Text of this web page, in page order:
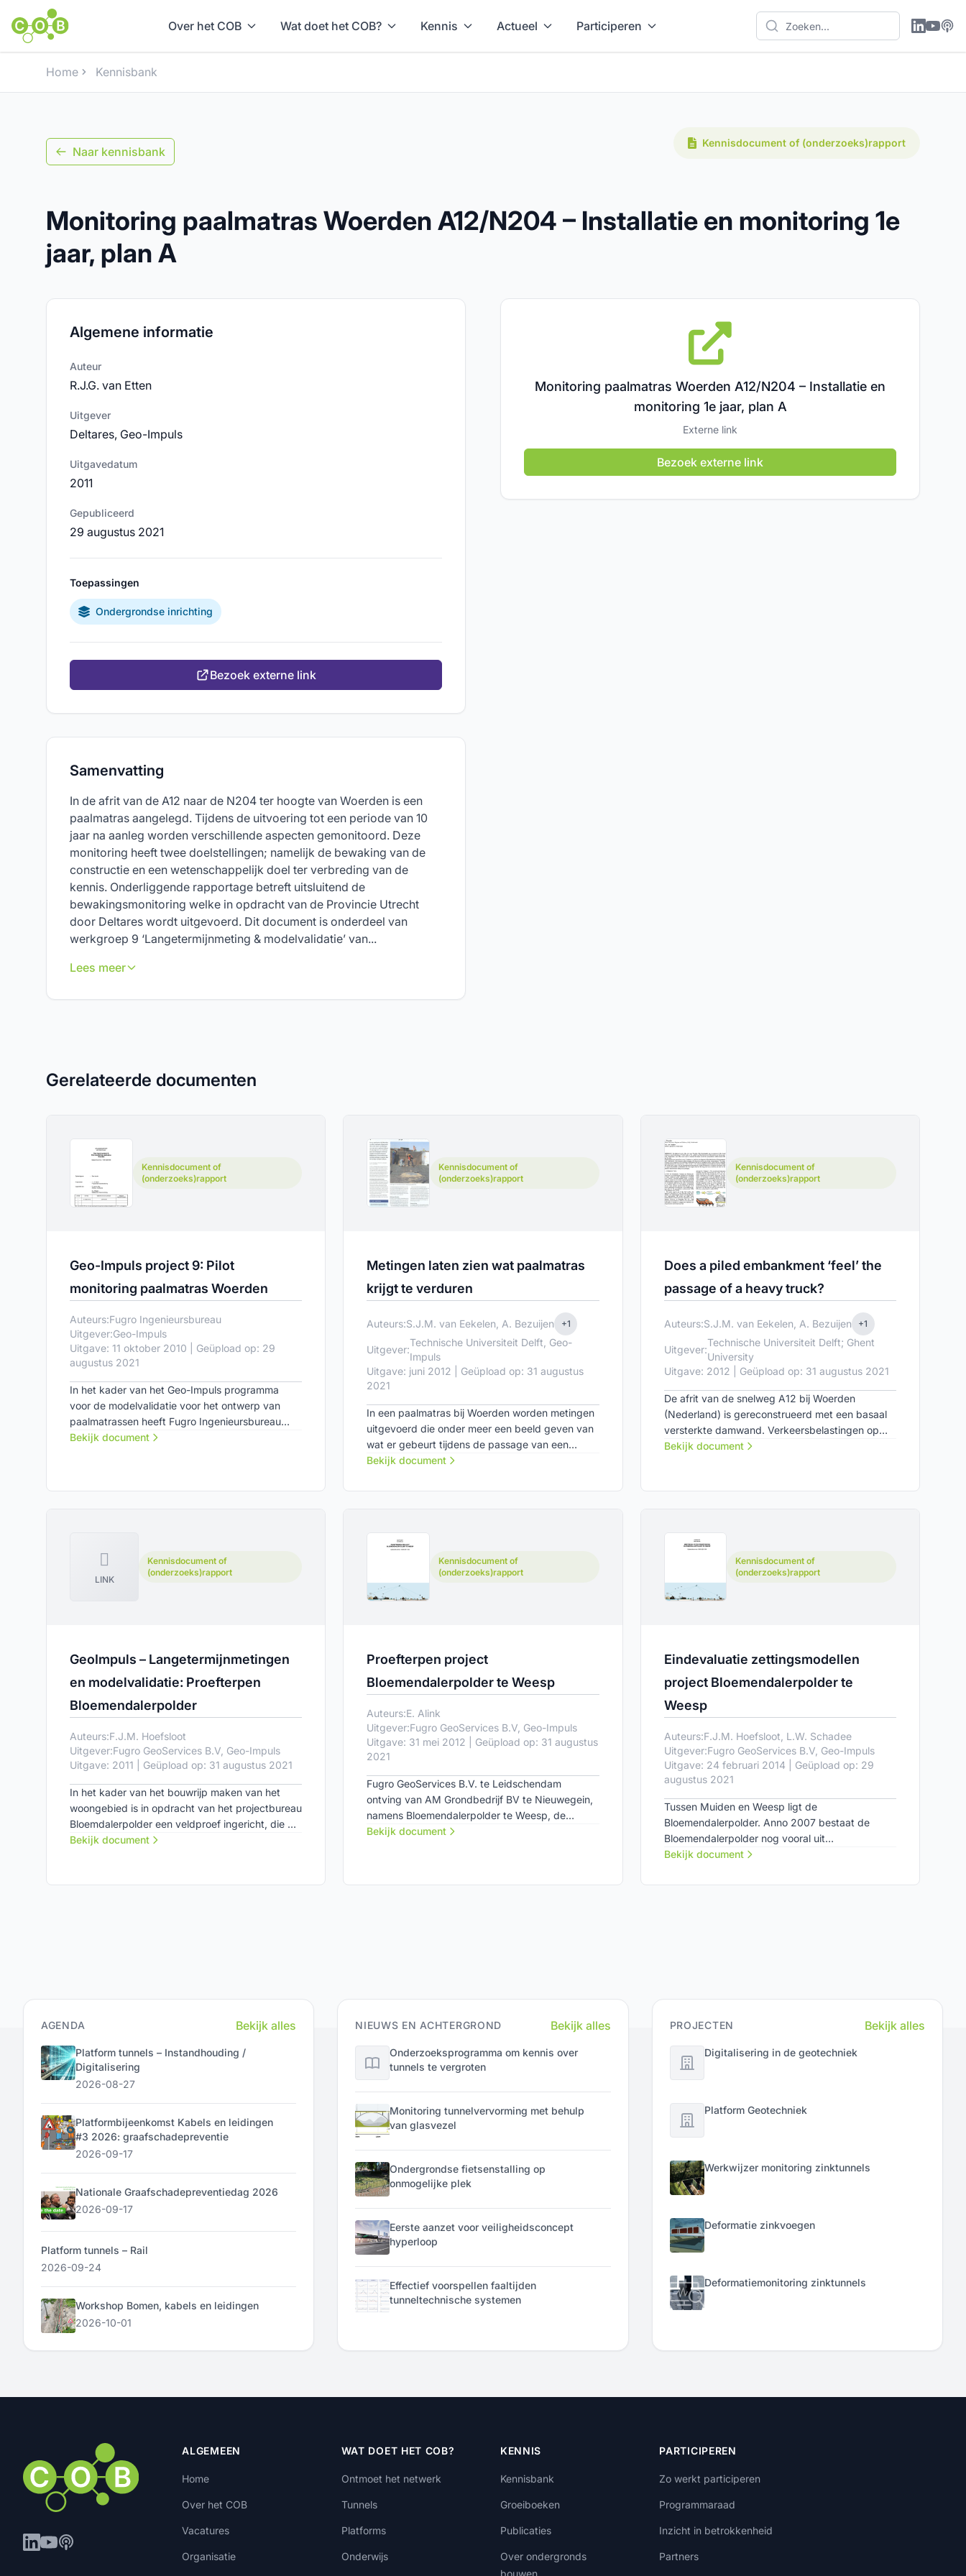
Over het COB Wat doet het COB? Kennis Actueel Participeren
Home Kennisbank
Naar kennisbank
Kennisdocument of (onderzoeks)rapport
Monitoring paalmatras Woerden A12/N204 – Installatie en monitoring 1e
jaar, plan A
Algemene informatie
Auteur
R.J.G. van Etten
Uitgever
Deltares, Geo-Impuls
Uitgavedatum
2011
Gepubliceerd
29 augustus 2021
Toepassingen
Ondergrondse inrichting
Bezoek externe link
Samenvatting
In de afrit van de A12 naar de N204 ter hoogte van Woerden is een
paalmatras aangelegd. Tijdens de uitvoering tot een periode van 10
jaar na aanleg worden verschillende aspecten gemonitoord. Deze
monitoring heeft twee doelstellingen; namelijk de bewaking van de
constructie en een wetenschappelijk doel ter verbreding van de
kennis. Onderliggende rapportage betreft uitsluitend de
bewakingsmonitoring welke in opdracht van de Provincie Utrecht
door Deltares wordt uitgevoerd. Dit document is onderdeel van
werkgroep 9 ‘Langetermijnmeting & modelvalidatie’ van...
Lees meer
Monitoring paalmatras Woerden A12/N204 – Installatie en
monitoring 1e jaar, plan A
Externe link
Bezoek externe link
Gerelateerde documenten
Kennisdocument of
(onderzoeks)rapport
Geo-Impuls project 9: Pilot
monitoring paalmatras Woerden
Auteurs:Fugro Ingenieursbureau
Uitgever:Geo-Impuls
Uitgave: 11 oktober 2010 | Geüpload op: 29
augustus 2021
In het kader van het Geo-Impuls programma
voor de modelvalidatie voor het ontwerp van
paalmatrassen heeft Fugro Ingenieursbureau
B.V. te Leidschendam een aantal
Bekijk document
Kennisdocument of
(onderzoeks)rapport
Metingen laten zien wat paalmatras
krijgt te verduren
Auteurs:S.J.M. van Eekelen, A. Bezuijen +1
Uitgever:
Technische Universiteit Delft, Geo-
Impuls
Uitgave: juni 2012 | Geüpload op: 31 augustus
2021
In een paalmatras bij Woerden worden metingen
uitgevoerd die onder meer een beeld geven van
wat er gebeurt tijdens de passage van een
vrachtwagen. Een aangepast ontwerpmodel voor
de metingen te geven dan de huidige richtlijnen
Bekijk document
Kennisdocument of
(onderzoeks)rapport
Does a piled embankment ‘feel’ the
passage of a heavy truck?
Auteurs:S.J.M. van Eekelen, A. Bezuijen +1
Uitgever:
Technische Universiteit Delft; Ghent
University
Uitgave: 2012 | Geüpload op: 31 augustus 2021
De afrit van de snelweg A12 bij Woerden
(Nederland) is gereconstrueerd met een basaal
versterkte damwand. Verkeersbelastingen op
het asfalt, belastingsverdeling en vervormingen
geosynthetische wapening (GR) als de palen te
Bekijk document
LINK
Kennisdocument of
(onderzoeks)rapport
GeoImpuls – Langetermijnmetingen
en modelvalidatie: Proefterpen
Bloemendalerpolder
Auteurs:F.J.M. Hoefsloot
Uitgever:Fugro GeoServices B.V, Geo-Impuls
Uitgave: 2011 | Geüpload op: 31 augustus 2021
In het kader van het bouwrijp maken van het
woongebied is in opdracht van het projectbureau
Bloemdalerpolder een veldproef ingericht, die de
mogelijkheid biedt om gedurende 1 jaar
Bekijk document
Kennisdocument of
(onderzoeks)rapport
Proefterpen project
Bloemendalerpolder te Weesp
Auteurs:E. Alink
Uitgever:Fugro GeoServices B.V, Geo-Impuls
Uitgave: 31 mei 2012 | Geüpload op: 31 augustus
2021
Fugro GeoServices B.V. te Leidschendam
ontving van AM Grondbedrijf BV te Nieuwegein,
namens Bloemendalerpolder te Weesp, de
opdracht voor het uitvoeren van een
Bekijk document
Kennisdocument of
(onderzoeks)rapport
Eindevaluatie zettingsmodellen
project Bloemendalerpolder te
Weesp
Auteurs:F.J.M. Hoefsloot, L.W. Schadee
Uitgever:Fugro GeoServices B.V, Geo-Impuls
Uitgave: 24 februari 2014 | Geüpload op: 29
augustus 2021
Tussen Muiden en Weesp ligt de
Bloemendalerpolder. Anno 2007 bestaat de
Bloemendalerpolder nog vooral uit
cultuurlandschap met langgerekte kavels
gebied ontwikkeld waarin natuur, recreëren en
Bekijk document
AGENDA Bekijk alles
Platform tunnels – Instandhouding /
Digitalisering
2026-08-27
Platformbijeenkomst Kabels en leidingen
#3 2026: graafschadepreventie
2026-09-17
Nationale Graafschadepreventiedag 2026
2026-09-17
Platform tunnels – Rail
2026-09-24
Workshop Bomen, kabels en leidingen
2026-10-01
NIEUWS EN ACHTERGROND Bekijk alles
Onderzoeksprogramma om kennis over
tunnels te vergroten
Monitoring tunnelvervorming met behulp
van glasvezel
Ondergrondse fietsenstalling op
onmogelijke plek
Eerste aanzet voor veiligheidsconcept
hyperloop
Effectief voorspellen faaltijden
tunneltechnische systemen
PROJECTEN Bekijk alles
Digitalisering in de geotechniek
Platform Geotechniek
Werkwijzer monitoring zinktunnels
Deformatie zinkvoegen
Deformatiemonitoring zinktunnels
ALGEMEEN
Home
Over het COB
Vacatures
Organisatie
WAT DOET HET COB?
Ontmoet het netwerk
Tunnels
Platforms
Onderwijs
KENNIS
Kennisbank
Groeiboeken
Publicaties
Over ondergronds
bouwen
PARTICIPEREN
Zo werkt participeren
Programmaraad
Inzicht in betrokkenheid
Partners